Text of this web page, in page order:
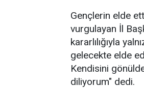
Gençlerin elde
vurgulayan İl
kararlılığıyla
gelecekte elde
Kendisini
diliyorum" dedi.